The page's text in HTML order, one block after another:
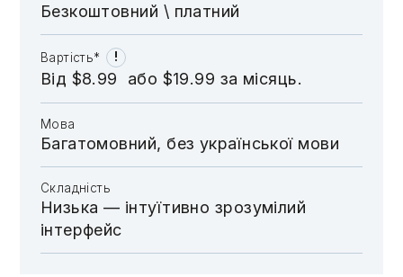
Безкоштовний \​​​​ платний
Вартість* !
Від $8.99 або $19.99 за місяць.
Мова
Багатомовний, без української мови
Складність
Низька — інтуїтивно зрозумілий
інтерфейс